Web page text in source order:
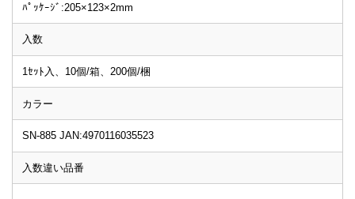
ﾊﾟｯｹｰｼﾞ:205×123×2mm
入数
1ｾｯﾄ入、10個/箱、200個/梱
カラー
SN-885 JAN:4970116035523
入数違い品番